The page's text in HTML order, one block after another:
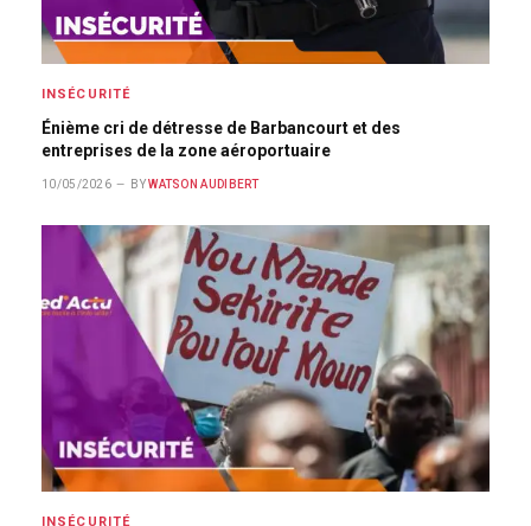
INSÉCURITÉ
Énième cri de détresse de Barbancourt et des
entreprises de la zone aéroportuaire
10/05/2026 BY WATSON AUDIBERT
INSÉCURITÉ